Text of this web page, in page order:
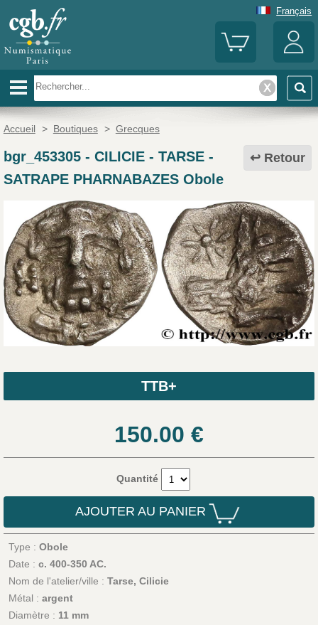
Français
Accueil > Boutiques > Grecques
Retour
bgr_453305- CILICIE - TARSE -
SATRAPE PHARNABAZES Obole
TTB+
150.00 €
Quantité
AJOUTER AU PANIER
Type : Obole
Date : c. 400-350 AC.
Nom de l'atelier/ville : Tarse, Cilicie
Métal : argent
Diamètre : 11 mm